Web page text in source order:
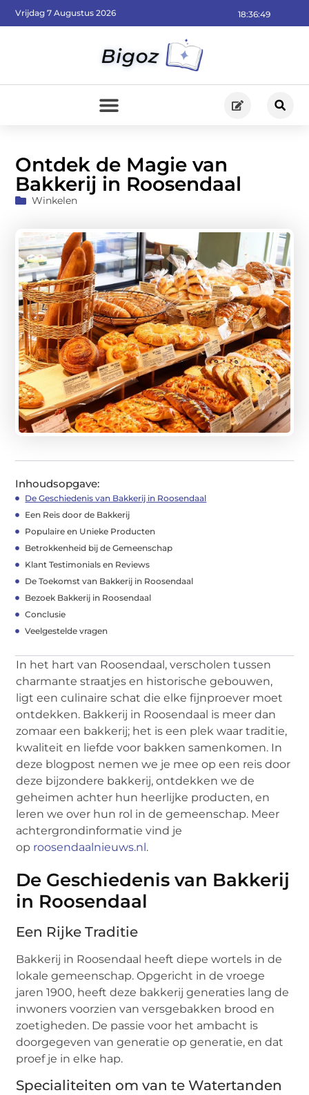
18:36:50
Vrijdag 7 Augustus 2026
Ontdek de Magie van
Bakkerij in Roosendaal
Winkelen
Inhoudsopgave:
De Geschiedenis van Bakkerij in Roosendaal
Een Reis door de Bakkerij
Populaire en Unieke Producten
Betrokkenheid bij de Gemeenschap
Klant Testimonials en Reviews
De Toekomst van Bakkerij in Roosendaal
Bezoek Bakkerij in Roosendaal
Conclusie
Veelgestelde vragen
In het hart van Roosendaal, verscholen tussen
charmante straatjes en historische gebouwen,
ligt een culinaire schat die elke fijnproever moet
ontdekken. Bakkerij in Roosendaal is meer dan
zomaar een bakkerij; het is een plek waar traditie,
kwaliteit en liefde voor bakken samenkomen. In
deze blogpost nemen we je mee op een reis door
deze bijzondere bakkerij, ontdekken we de
geheimen achter hun heerlijke producten, en
leren we over hun rol in de gemeenschap. Meer
achtergrondinformatie vind je
op roosendaalnieuws.nl.
De Geschiedenis van Bakkerij
in Roosendaal
Een Rijke Traditie
Bakkerij in Roosendaal heeft diepe wortels in de
lokale gemeenschap. Opgericht in de vroege
jaren 1900, heeft deze bakkerij generaties lang de
inwoners voorzien van versgebakken brood en
zoetigheden. De passie voor het ambacht is
doorgegeven van generatie op generatie, en dat
proef je in elke hap.
Specialiteiten om van te Watertanden